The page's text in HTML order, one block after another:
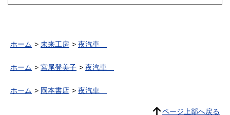
ホーム 未来工房 夜汽車
ホーム 宮尾登美子 夜汽車
ホーム 岡本書店 夜汽車
ページ上部へ戻る